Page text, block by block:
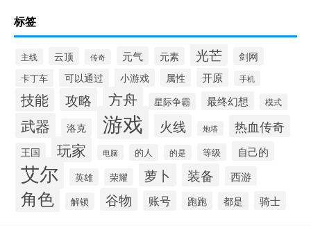
标签
主线 云顶 传奇 元气 元素 光芒 剑网
卡丁车 可以通过 小游戏 属性 开原 手机
技能 攻略 方舟 星际争霸 最终幻想 模式
武器 洛克 游戏 火线 炮塔 热血传奇
王国 玩家 电脑 的人 的是 等级 自己的
艾尔 英雄 荣耀 萝卜 装备 西游
角色 解锁 谷物 账号 跑跑 都是 骑士